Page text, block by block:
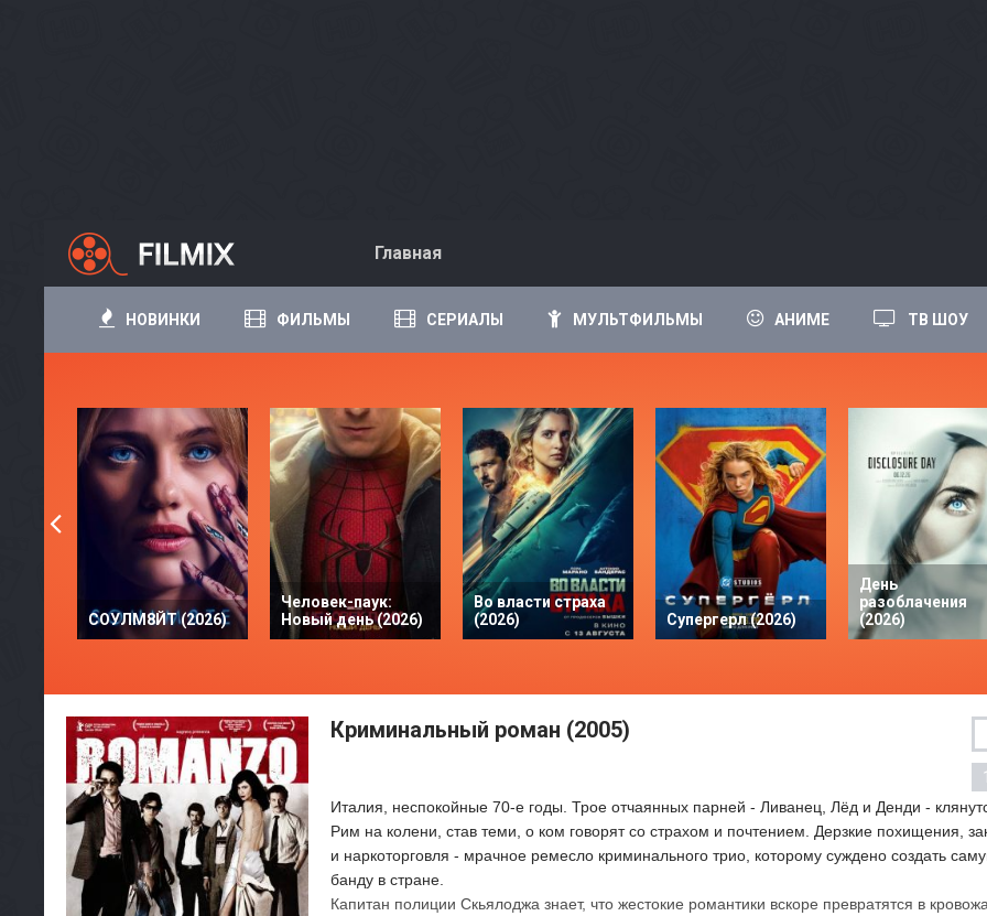
Главная
НОВИНКИ ФИЛЬМЫ СЕРИАЛЫ МУЛЬТФИЛЬМЫ АНИМЕ ТВ ШОУ
СОУЛМ8ЙТ (2026)
Человек-паук:
Новый день (2026)
Во власти страха
(2026)
Супергерл (2026)
День
разоблачения
(2026)
Криминальный роман (2005)
Италия, неспокойные 70-е годы. Трое отчаянных парней - Ливанец, Лёд и Денди -
Рим на колени, став теми, о ком говорят со страхом и почтением. Дерзкие похищения,
и наркоторговля - мрачное ремесло криминального трио, которому суждено создать
банду в стране.
Капитан полиции Скьялоджа знает, что жестокие романтики вскоре превратятся в